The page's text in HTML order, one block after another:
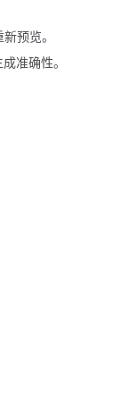
预览。
准确性。